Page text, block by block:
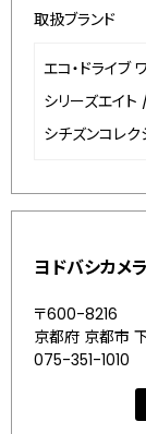
取扱ブランド
エコ・ドライブ
シリーズエイト
シチズンコレク
ヨドバシカメ
〒600-8216
京都府 京都市
075-351-1010